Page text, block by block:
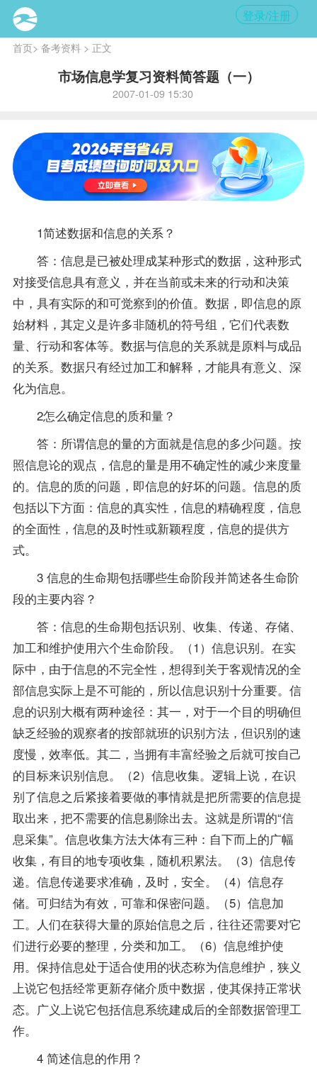
登录/注册
首页> 备考资料> 正文
市场信息学复习资料简答题（一）
2007-01-09 15:30
1简述数据和信息的关系？
答：信息是已被处理成某种形式的数据，这种形式
对接受信息具有意义，并在当前或未来的行动和决策
中，具有实际的和可觉察到的价值。数据，即信息的原
始材料，其定义是许多非随机的符号组，它们代表数
量、行动和客体等。数据与信息的关系就是原料与成品
的关系。数据只有经过加工和解释，才能具有意义、深
化为信息。
2怎么确定信息的质和量？
答：所谓信息的量的方面就是信息的多少问题。按
照信息论的观点，信息的量是用不确定性的减少来度量
的。信息的质的问题，即信息的好坏的问题。信息的质
包括以下方面：信息的真实性，信息的精确程度，信息
的全面性，信息的及时性或新颖程度，信息的提供方
式。
3 信息的生命期包括哪些生命阶段并简述各生命阶
段的主要内容？
答：信息的生命期包括识别、收集、传递、存储、
加工和维护使用六个生命阶段。（1）信息识别。在实
际中，由于信息的不完全性，想得到关于客观情况的全
部信息实际上是不可能的，所以信息识别十分重要。信
息的识别大概有两种途径：其一，对于一个目的明确但
缺乏经验的观察者的按部就班的识别方法，但识别的速
度慢，效率低。其二，当拥有丰富经验之后就可按自己
的目标来识别信息。（2）信息收集。逻辑上说，在识
别了信息之后紧接着要做的事情就是把所需要的信息提
取出来，把不需要的信息剔除出去。这就是所谓的“信
息采集”。信息收集方法大体有三种：自下而上的广幅
收集，有目的地专项收集，随机积累法。（3）信息传
递。信息传递要求准确，及时，安全。（4）信息存
储。可归结为有效，可靠和保密问题。（5）信息加
工。人们在获得大量的原始信息之后，往往还需要对它
们进行必要的整理，分类和加工。（6）信息维护使
用。保持信息处于适合使用的状态称为信息维护，狭义
上说它包括经常更新存储介质中数据，使其保持正常状
态。广义上说它包括信息系统建成后的全部数据管理工
作。
4 简述信息的作用？